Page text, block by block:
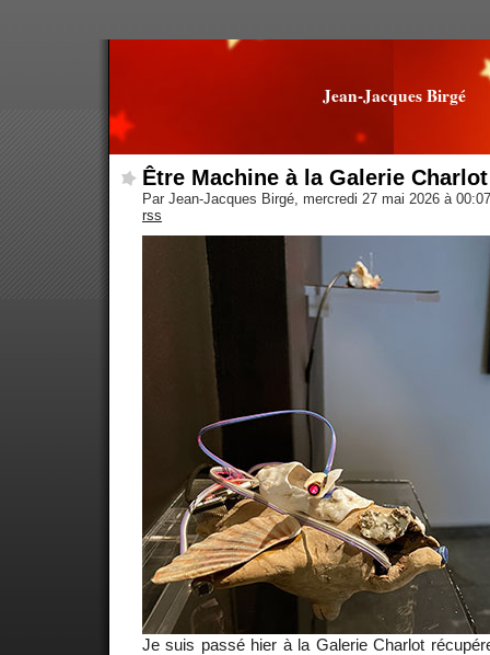
Jean-Jacques Birgé
Être Machine à la Galerie Charlot
Par Jean-Jacques Birgé, mercredi 27 mai 2026 à
rss
Je suis passé hier à la Galerie Charlot